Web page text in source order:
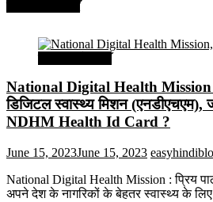
National Digital Health Mission
डिजिटल स्वास्थ्य मिशन
NDHM Health Id Card ?
June 15, 2023June 15, 2023
National Digital Health Mission : प्रिय
अपने देश के नागरिकों के बेहतर स्वास्थ्य के लिए